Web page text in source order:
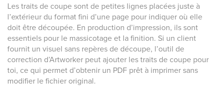
Les traits de coupe sont de petites lignes placées juste à
l’extérieur du format fini d’une page pour indiquer où elle
doit être découpée. En production d’impression, ils sont
essentiels pour le massicotage et la finition. Si un client
fournit un visuel sans repères de découpe, l’outil de
correction d’Artworker peut ajouter les traits de coupe pour
toi, ce qui permet d’obtenir un PDF prêt à imprimer sans
modifier le fichier original.